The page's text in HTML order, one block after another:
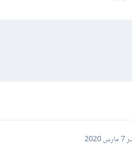
7 مارس 2020